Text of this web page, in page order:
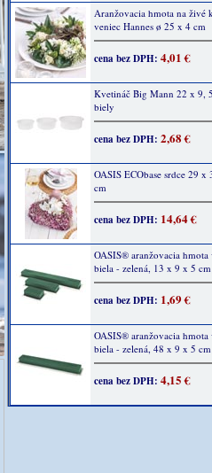
Aranžovacia hmota na živé
veniec Hannes ø 25 x 4 cm
cena bez DPH: 4,01 €
Kvetináč Big Mann 22 x 9,
biely
cena bez DPH: 2,68 €
OASIS ECObase srdce 29 x
cm
cena bez DPH: 14,64 €
OASIS® aranžovacia hmota
biela - zelená, 13 x 9 x 5 cm
cena bez DPH: 1,69 €
OASIS® aranžovacia hmota
biela - zelená, 48 x 9 x 5 cm
cena bez DPH: 4,15 €